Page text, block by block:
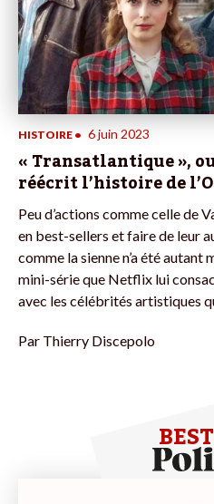
HISTOIRE • 6 juin 2023
« Transatlantique »,
réécrit l’histoire de
Peu d’actions comme celle de
en best-sellers et faire de leur
comme la sienne n’a été autant
mini-série que Netflix lui
avec les célébrités artistiques
Par Thierry Discepolo